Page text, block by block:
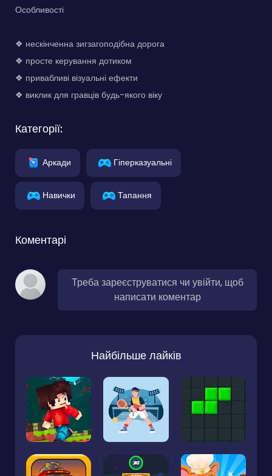
Особливості
❖ нескінченна зигзагоподібна дорога
❖ просте керування дотиком
❖ привабливі візуальні ефекти
❖ виклик для гравців будь-якого віку
Категорії:
Аркади Гіперказуальні
Навички Тапання
Коментарі
Треба зареєструватися чи увійти, щоб
написати коментар
Найбільше лайків